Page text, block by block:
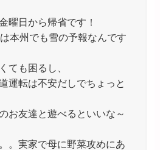
曜日から帰省です！
本州でも雪の予報なんです
ても困るし、
運転は不安だしでちょっと
お友達と遊べるといいな～
。実家で母に野菜攻めにあ